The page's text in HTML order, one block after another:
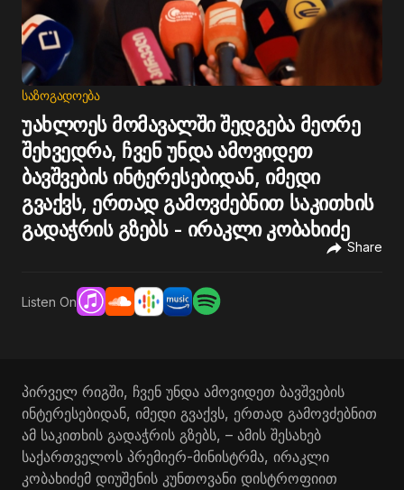
ᲡᲐᲖᲝᲒᲐᲓᲝᲔᲑᲐ
უახლოეს მომავალში შედგება მეორე
შეხვედრა, ჩვენ უნდა ამოვიდეთ
ბავშვების ინტერესებიდან, იმედი
გვაქვს, ერთად გამოვძებნით საკითხის
გადაჭრის გზებს - ირაკლი კობახიძე
Share
Listen On
პირველ რიგში, ჩვენ უნდა ამოვიდეთ ბავშვების
ინტერესებიდან, იმედი გვაქვს, ერთად გამოვძებნით
ამ საკითხის გადაჭრის გზებს, – ამის შესახებ
საქართველოს პრემიერ-მინისტრმა, ირაკლი
კობახიძემ დიუშენის კუნთოვანი დისტროფიით